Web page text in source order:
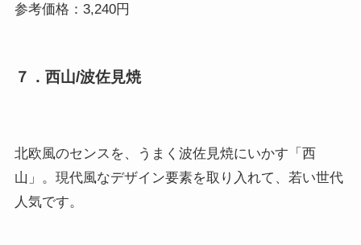
参考価格：3,240円
７．西山/波佐見焼
北欧風のセンスを、うまく波佐見焼にいかす「西
山」。現代風なデザイン要素を取り入れて、若い世代
人気です。